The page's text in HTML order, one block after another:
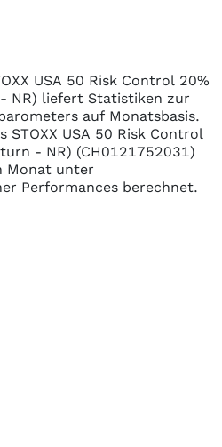
USA 50 Risk Control 20%
NR) liefert Statistiken zur
auf Monatsbasis.
STOXX USA 50 Risk Control
- NR) (CH0121752031)
Monat unter
Performances berechnet.